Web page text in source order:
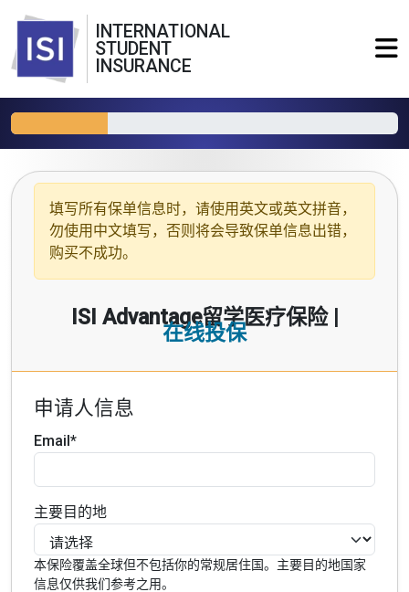
INTERNATIONAL
STUDENT
INSURANCE
填写所有保单信息时，请使用 英文或英文拼音，
勿使用中文填写，否则将会导致保单信息出错，
购买不成功。
ISI Advantage留学医疗保险 |
在线投保
申请人信息
Email*
主要目的地
本保险覆盖全球但不包括你的常规居住国。主要目的地国家
信息仅供我们参考之用。